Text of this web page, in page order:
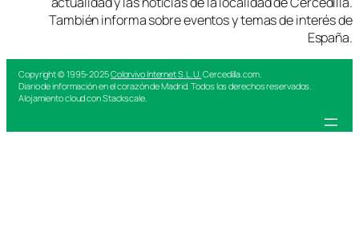
También informa sobre eventos y temas de interés de
España.
Copyright © 1995-2025Colorvivo Internet S.L.U. Cercedilla.com.
Diario de información en el corazón de Madrid. Todos los derechos reservados.
Alojamiento cloud con Stackscale.